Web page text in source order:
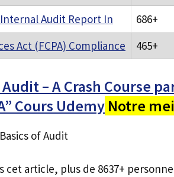
Audit Report In 686+
Act (FCPA) Compliance 465+
– A Crash Course
Cours Udemy Notre
of Audit
cet article, plus de 8637+